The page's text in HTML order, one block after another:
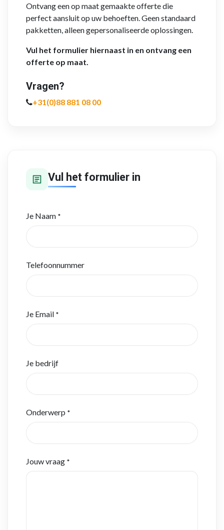
Ontvang een op maat gemaakte offerte die
perfect aansluit op uw behoeften. Geen standaard
pakketten, alleen gepersonaliseerde oplossingen.
Vul het formulier hiernaast in en ontvang een
offerte op maat.
Vragen?
+31(0)88 881 08 00
Vul het formulier in
Je Naam *
Telefoonnummer
Je Email *
Je bedrijf
Onderwerp *
Jouw vraag *